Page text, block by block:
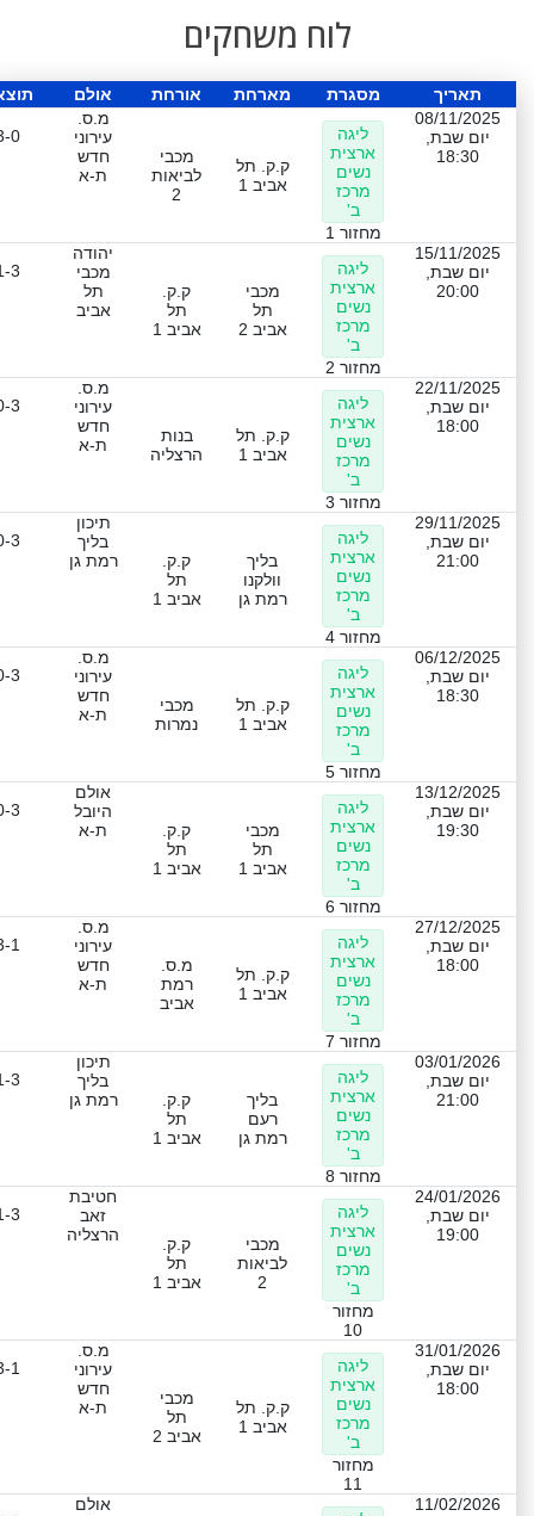
לוח משחקים
תאריך מסגרת מארחת אורחת אולם
08/11/2025
יום שבת,
18:30
ליגה
ארצית
נשים
מרכז
ב'
מחזור 1
ק.ק. תל
אביב 1
מכבי
לביאות
2
מ.ס.
עירוני
חדש
ת-א
0
15/11/2025
יום שבת,
20:00
ליגה
ארצית
נשים
מרכז
ב'
מחזור 2
מכבי
תל
אביב 2
ק.ק.
תל
אביב 1
יהודה
מכבי
תל
אביב
3
22/11/2025
יום שבת,
18:00
ליגה
ארצית
נשים
מרכז
ב'
מחזור 3
ק.ק. תל
אביב 1
בנות
הרצליה
מ.ס.
עירוני
חדש
ת-א
3
29/11/2025
יום שבת,
21:00
ליגה
ארצית
נשים
מרכז
ב'
מחזור 4
בליך
וולקנו
רמת גן
ק.ק.
תל
אביב 1
תיכון
בליך
רמת גן
3
06/12/2025
יום שבת,
18:30
ליגה
ארצית
נשים
מרכז
ב'
מחזור 5
ק.ק. תל
אביב 1
מכבי
נמרות
מ.ס.
עירוני
חדש
ת-א
3
13/12/2025
יום שבת,
19:30
ליגה
ארצית
נשים
מרכז
ב'
מחזור 6
מכבי
תל
אביב 1
ק.ק.
תל
אביב 1
אולם
היובל
ת-א
3
27/12/2025
יום שבת,
18:00
ליגה
ארצית
נשים
מרכז
ב'
מחזור 7
ק.ק. תל
אביב 1
מ.ס.
רמת
אביב
מ.ס.
עירוני
חדש
ת-א
1
03/01/2026
יום שבת,
21:00
ליגה
ארצית
נשים
מרכז
ב'
מחזור 8
בליך
רעם
רמת גן
ק.ק.
תל
אביב 1
תיכון
בליך
רמת גן
3
24/01/2026
יום שבת,
19:00
ליגה
ארצית
נשים
מרכז
ב'
מחזור
10
מכבי
לביאות
2
ק.ק.
תל
אביב 1
חטיבת
זאב
הרצליה
3
31/01/2026
יום שבת,
18:00
ליגה
ארצית
נשים
מרכז
ב'
מחזור
11
ק.ק. תל
אביב 1
מכבי
תל
אביב 2
מ.ס.
עירוני
חדש
ת-א
1
11/02/2026
אולם